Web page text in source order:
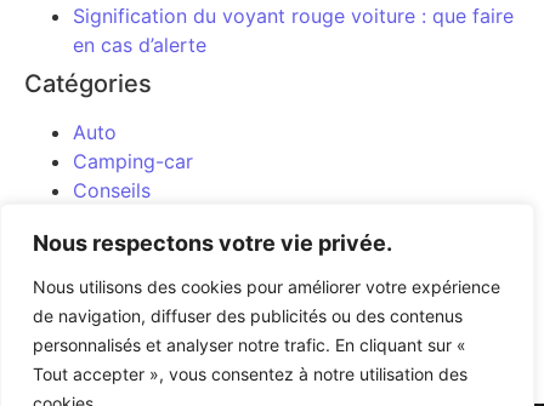
Nous respectons votre vie privée.
Nous utilisons des cookies pour améliorer votre expérience
de navigation, diffuser des publicités ou des contenus
personnalisés et analyser notre trafic. En cliquant sur «
Tout accepter », vous consentez à notre utilisation des
Signification du voyant rouge voiture : que faire
en cas d’alerte
Catégories
Auto
Camping-car
Conseils
Moto
Uncategorized
Article précédent Article suivant